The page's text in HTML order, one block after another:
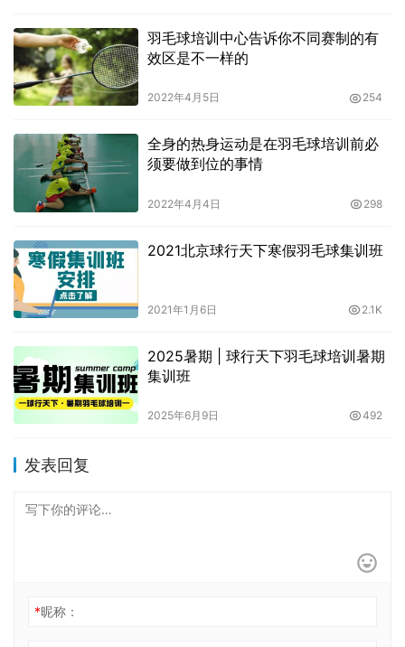
羽毛球培训中心告诉你不同赛制的有
效区是不一样的
2022年4月5日 254
全身的热身运动是在羽毛球培训前必
须要做到位的事情
2022年4月4日 298
2021北京球行天下寒假羽毛球集训班
2021年1月6日 2.1K
2025暑期 | 球行天下羽毛球培训暑期
集训班
2025年6月9日 492
发表回复
*昵称：